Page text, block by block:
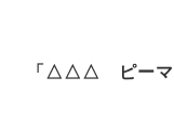
「△△△ ピー